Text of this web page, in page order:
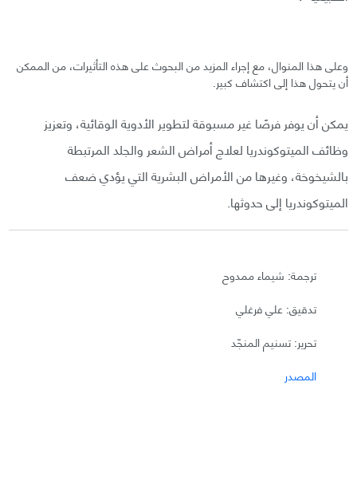
وعلى هذا المنوال، مع إجراء المزيد من البحوث على هذه التأثيرات، من الممكن
أن يتحول هذا إلى اكتشاف كبير.
يمكن أن يوفر فرصًا غير مسبوقة لتطوير الأدوية الوقائية، وتعزيز
وظائف الميتوكوندريا لعلاج أمراض الشعر والجلد المرتبطة
بالشيخوخة، وغيرها من الأمراض البشرية التي يؤدي ضعف
الميتوكوندريا إلى حدوثها.
ترجمة: شيماء ممدوح
تدقيق: علي فرغلي
تحرير: تسنيم المنجّد
المصدر